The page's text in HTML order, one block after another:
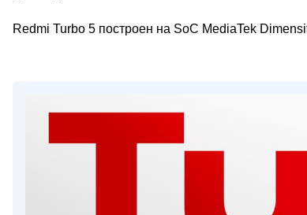
Redmi Turbo 5 построен на SoC MediaTek